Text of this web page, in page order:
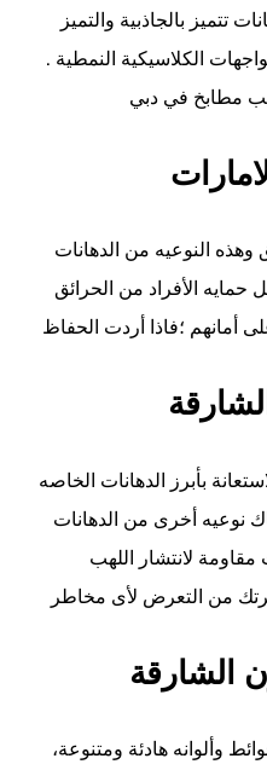
تتميز بالجاذبية والتميز
الكلاسيكية النمطية .
مطابخ في دبي
وهذه النوعيه من الدهانات
الأفراد من الحرائق
أمانهم ؛فاذا أردت الحفاظ
بأبرز الدهانات الخاصه
نوعيه أخرى من الدهانات
مقاومة لانتشار اللهب
من التعرض لأى مخاطر
الشارقة
وألوانه هادئة ومتنوعة،